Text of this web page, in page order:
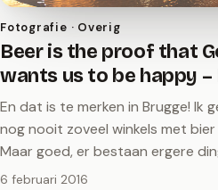
Fotografie · Overig
Beer is the proof that
wants us to be happy –
En dat is te merken in Brugge! Ik
nog nooit zoveel winkels met
Maar goed, er bestaan ergere
6 februari 2016